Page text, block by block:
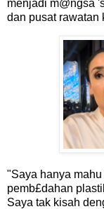
menjadi m@ngsa
dan pusat rawatan
"Saya hanya
pemb£dahan
Saya tak kisah